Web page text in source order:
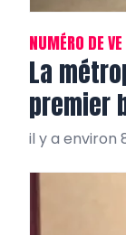
NUMÉRO DE VE
La
premier
il y a environ